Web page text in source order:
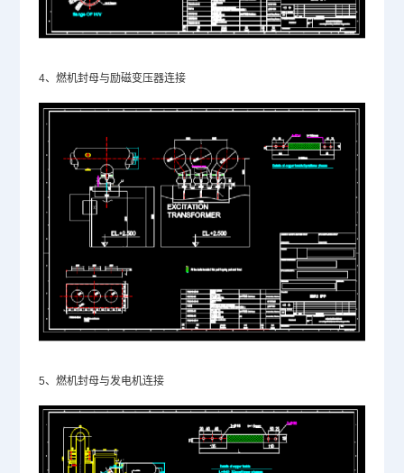
4、燃机封母与励磁变压器连接
5、燃机封母与发电机连接